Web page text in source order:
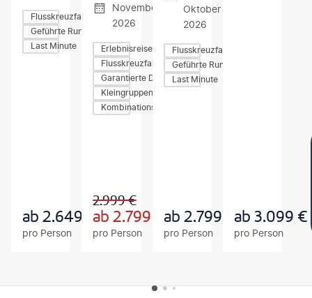
Flusskreuzfahrten
Geführte Rundreisen
Last Minute
ab2.649 €
pro Person
E
B
O
T
November
2026
Erlebnisreisen
Flusskreuzfahrten
Garantierte Durchführung
Kleingruppen-Rundreisen
Kombinationsreisen
2.999€
ab 2.799 €
pro Person
B
O
T
Oktober
2026
Flusskreuzfahrten
Geführte Rundreisen
Last Minute
ab2.799 €
pro Person
B
O
T
ab3.099 €
pro Person